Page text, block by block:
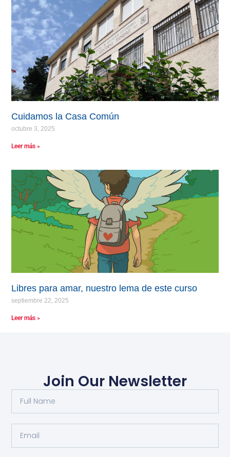
Cuidamos la Casa Común
octubre 3, 2025
Leer más »
Libres para amar, nuestro lema de este curso
septiembre 22, 2025
Leer más »
Join Our Newsletter